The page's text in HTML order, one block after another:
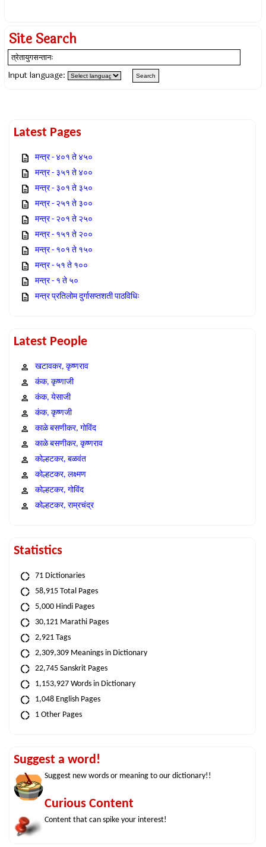
Site Search
Input language:
Latest Pages
मन्त्र - ४०१ ते ४५०
मन्त्र - ३५१ ते ४००
मन्त्र - ३०१ ते ३५०
मन्त्र - २५१ ते ३००
मन्त्र - २०१ ते २५०
मन्त्र - १५१ ते २००
मन्त्र - १०१ ते १५०
मन्त्र - ५१ ते १००
मन्त्र - १ ते ५०
मन्त्र प्रतिलोम दुर्गासप्तशती पाठविधिः
Latest People
खटावकर, कृष्णराव
कंक, कृष्णाजी
कंक, येसाजी
कंक, कृष्णजी
काळे बसणीकर, गोविंद
काळे बसणीकर, कृष्णराव
कोल्हटकर, बळवंत
कोल्हटकर, लक्ष्मण
कोल्हटकर, गोविंद
कोल्हटकर, राम्रचंद्र
Statistics
71 Dictionaries
58,915 Total Pages
5,000 Hindi Pages
30,121 Marathi Pages
2,921 Tags
2,309,309 Meanings in Dictionary
22,745 Sanskrit Pages
1,153,927 Words in Dictionary
1,048 English Pages
1 Other Pages
Suggest a word!
Suggest new words or meaning to our dictionary!!
Curious Content
Content that can spike your interest!